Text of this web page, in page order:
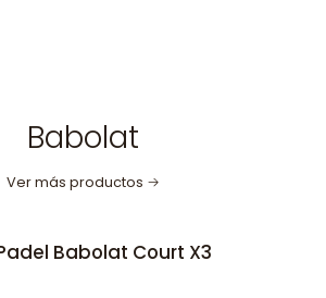
Babolat
Ver más productos
Babolat Court X3